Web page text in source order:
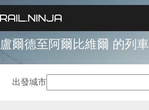
盧爾德至阿爾比維爾 的列車
出發城市